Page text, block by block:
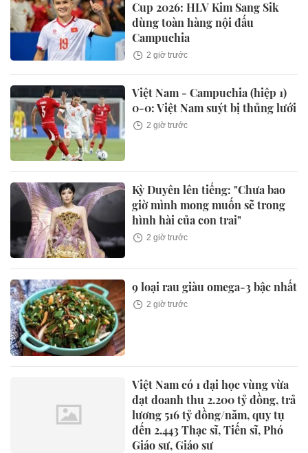
Cup 2026: HLV Kim Sang Sik
dùng toàn hàng nội đấu
Campuchia
2 giờ trước
Việt Nam - Campuchia (hiệp 1)
0-0: Việt Nam suýt bị thủng lưới
2 giờ trước
Kỳ Duyên lên tiếng: "Chưa bao
giờ mình mong muốn sẽ trong
hình hài của con trai"
2 giờ trước
9 loại rau giàu omega-3 bậc nhất
2 giờ trước
Việt Nam có 1 đại học vùng vừa
đạt doanh thu 2.200 tỷ đồng, trả
lương 516 tỷ đồng/năm, quy tụ
đến 2.443 Thạc sĩ, Tiến sĩ, Phó
Giáo sư, Giáo sư